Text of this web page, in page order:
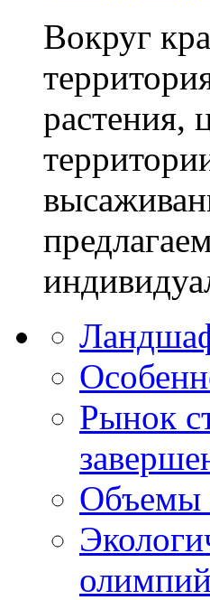
Вокруг
растения,
Рынок
Объемы